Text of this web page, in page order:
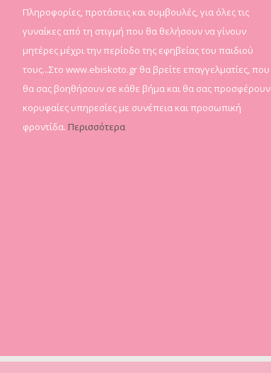
Πληροφορίες, προτάσεις και συμβουλές, για όλες τις
γυναίκες από τη στιγμή που θα θελήσουν να γίνουν
μητέρες μέχρι την περίοδο της εφηβείας του παιδιού
τους...Στο www.ebiskoto.gr θα βρείτε επαγγελματίες, που
θα σας βοηθήσουν σε κάθε βήμα και θα σας προσφέρουν
κορυφαίες υπηρεσίες με συνέπεια και προσωπική
φροντίδα. Περισσότερα